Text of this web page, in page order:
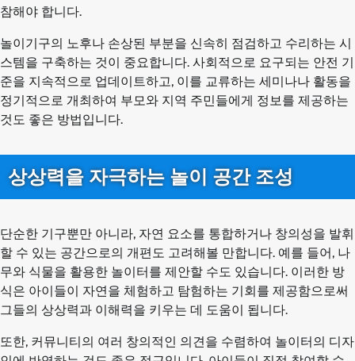
참해야 합니다.
놀이기구의 노후나 손상된 부분을 신속히 점검하고 수리하는 시
스템을 구축하는 것이 중요합니다. 사회적으로 요구되는 안전 기
준을 지속적으로 업데이트하고, 이를 교류하는 세미나나 활동을
정기적으로 개최하여 부모와 지역 주민들에게 정보를 제공하는
것도 좋은 방법입니다.
상상력을 자극하는 놀이 공간 조성
단순한 기구뿐만 아니라, 자연 요소를 통합하거나 창의성을 발휘
할 수 있는 공간으로의 개편도 고려해볼 만합니다. 예를 들어, 나
무와 식물을 활용한 놀이터를 제안할 수도 있습니다. 이러한 방
식은 아이들이 자연을 체험하고 탐험하는 기회를 제공함으로써
그들의 상상력과 이해력을 키우는 데 도움이 됩니다.
또한, 커뮤니티의 여러 창의적인 의견을 수렴하여 놀이터의 디자